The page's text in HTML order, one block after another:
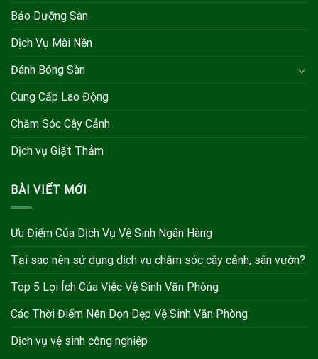
Bảo Dưỡng Sàn
Dịch Vụ Mài Nền
Đánh Bóng Sàn
Cung Cấp Lao Động
Chăm Sóc Cây Cảnh
Dịch vụ Giặt Thảm
BÀI VIẾT MỚI
Ưu Điểm Của Dịch Vụ Vệ Sinh Ngân Hàng
Tại sao nên sử dụng dịch vụ chăm sóc cây cảnh, sân vườn?
Top 5 Lợi Ích Của Việc Vệ Sinh Văn Phòng
Các Thời Điểm Nên Dọn Dẹp Vệ Sinh Văn Phòng
Dịch vụ vệ sinh công nghiệp